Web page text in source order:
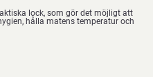
lock, som gör det möjligt att
hålla matens temperatur och